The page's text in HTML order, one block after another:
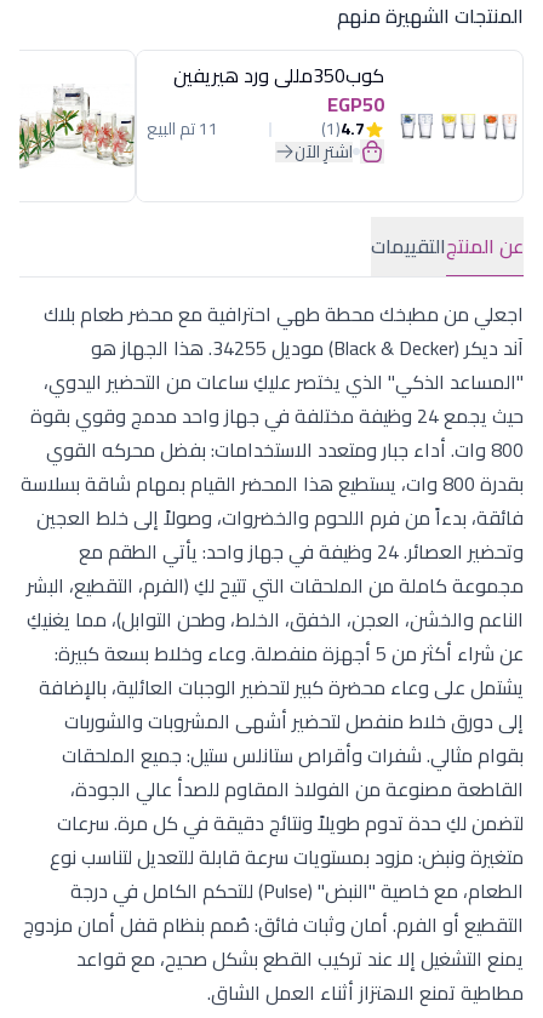
المنتجات الشهيرة منهم
كوب350مللى ورد هيريفين
EGP50
4.7
(1) 11 تم البيع
اشترِ الآن
عن المنتجالتقييمات
اجعلي من مطبخك محطة طهي احترافية مع محضر طعام بلاك
آند ديكر (Black & Decker) موديل 34255. هذا الجهاز هو
"المساعد الذكي" الذي يختصر عليكِ ساعات من التحضير اليدوي،
حيث يجمع 24 وظيفة مختلفة في جهاز واحد مدمج وقوي بقوة
800 وات. أداء جبار ومتعدد الاستخدامات: بفضل محركه القوي
بقدرة 800 وات، يستطيع هذا المحضر القيام بمهام شاقة بسلاسة
فائقة، بدءاً من فرم اللحوم والخضروات، وصولاً إلى خلط العجين
وتحضير العصائر. 24 وظيفة في جهاز واحد: يأتي الطقم مع
مجموعة كاملة من الملحقات التي تتيح لكِ (الفرم، التقطيع، البشر
الناعم والخشن، العجن، الخفق، الخلط، وطحن التوابل)، مما يغنيكِ
عن شراء أكثر من 5 أجهزة منفصلة. وعاء وخلاط بسعة كبيرة:
يشتمل على وعاء محضرة كبير لتحضير الوجبات العائلية، بالإضافة
إلى دورق خلاط منفصل لتحضير أشهى المشروبات والشوربات
بقوام مثالي. شفرات وأقراص ستانلس ستيل: جميع الملحقات
القاطعة مصنوعة من الفولاذ المقاوم للصدأ عالي الجودة،
لتضمن لكِ حدة تدوم طويلاً ونتائج دقيقة في كل مرة. سرعات
متغيرة ونبض: مزود بمستويات سرعة قابلة للتعديل لتناسب نوع
الطعام، مع خاصية "النبض" (Pulse) للتحكم الكامل في درجة
التقطيع أو الفرم. أمان وثبات فائق: صُمم بنظام قفل أمان مزدوج
يمنع التشغيل إلا عند تركيب القطع بشكل صحيح، مع قواعد
مطاطية تمنع الاهتزاز أثناء العمل الشاق.